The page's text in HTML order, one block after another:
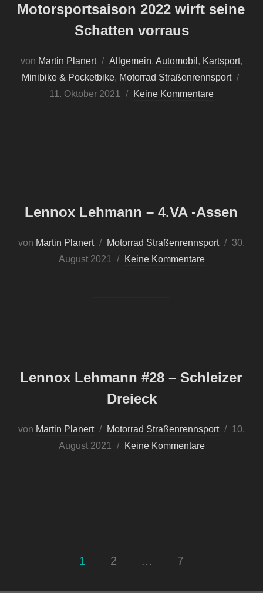
Motorsportsaison 2022 wirft seine
Schatten vorraus
von Martin Planert Allgemein, Automobil , Kartsport,
Minibike & Pocketbike, Motorrad Straßenrennsport
11. Oktober 2021 Keine Kommentare
Lennox Lehmann – 4.VA -Assen
von Martin Planert Motorrad Straßenrennsport
30.
August 2021
Keine Kommentare
Lennox Lehmann #28 – Schleizer
Dreieck
von Martin Planert Motorrad Straßenrennsport
10.
August 2021
Keine Kommentare
1 2 … 7